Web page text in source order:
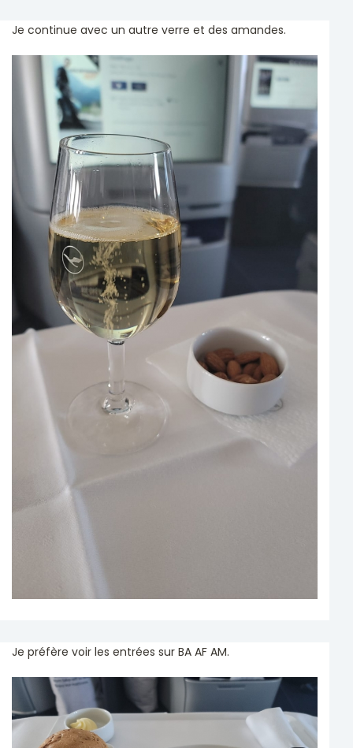
Je continue avec un autre verre et des amandes.
Je préfère voir les entrées sur BA AF AM.